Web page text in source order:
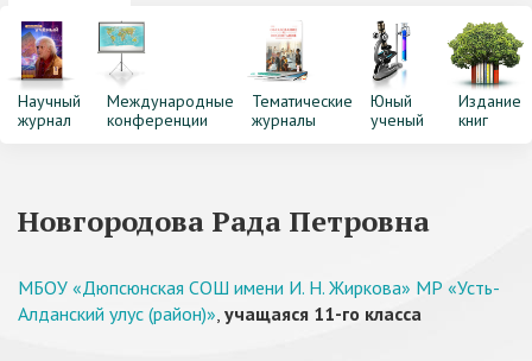
Научный
журнал
Международные
конференции
Тематические
журналы
Юный
ученый
Издание
книг
Новгородова Рада Петровна
МБОУ «Дюпсюнская СОШ имени И. Н. Жиркова» МР «Усть-
Алданский улус (район)», учащаяся 11-го класса